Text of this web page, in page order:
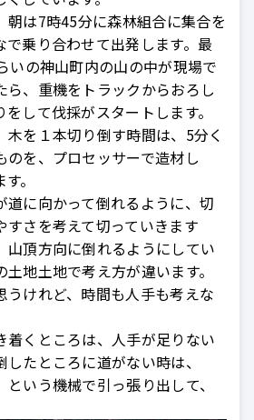
朝は7時45分に森林組合に集合を
で乗り合わせて出発します。最
いの神山町内の山の中が現場で
ら、重機をトラックからおろし
して伐採がスタートします。
木を１本切り倒す時間は、5分く
のを、プロセッサーで造材し
。
道に向かって倒れるように、切
すさを考えて切っていきます
山頂方向に倒れるようにしてい
地土地で考え方が違います。
うけれど、時間も人手も考えな
着くところは、人手が足りない
たところに道がない時は、
という機械で引っ張り出して、